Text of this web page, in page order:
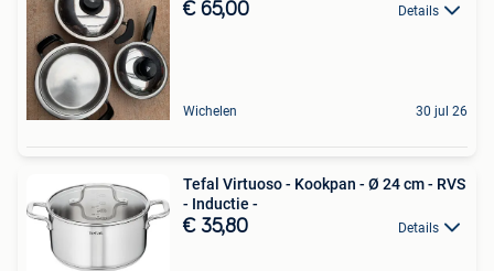
€ 65,00 Details
Wichelen 30 jul 26
Tefal Virtuoso - Kookpan - Ø 24 cm - RVS
- Inductie -
€ 35,80 Details